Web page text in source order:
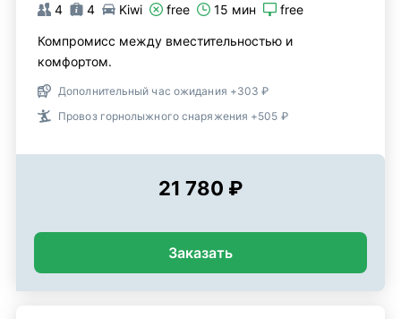
4 4 Kiwi free 15 мин free
Компромисс между вместительностью и
комфортом.
Дополнительный час ожидания +303 ₽
Провоз горнолыжного снаряжения +505 ₽
21 780 ₽
Заказать